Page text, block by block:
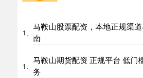
1、
马鞍山股票配资，本地正规渠
南
1、
马鞍山期货配资 正规平台 低门
务